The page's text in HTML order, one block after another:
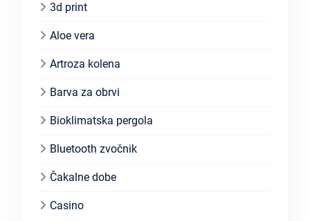
3d print
Aloe vera
Artroza kolena
Barva za obrvi
Bioklimatska pergola
Bluetooth zvočnik
Čakalne dobe
Casino